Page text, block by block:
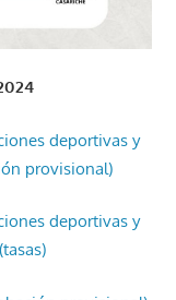
deportivas y
provisional)
deportivas y